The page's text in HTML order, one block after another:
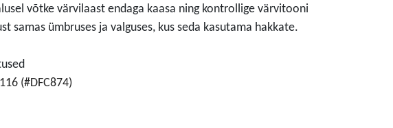
võtke värvilaast endaga kaasa ning kontrollige värvitooni
samas ümbruses ja valguses, kus seda kasutama hakkate.
(#DFC874)